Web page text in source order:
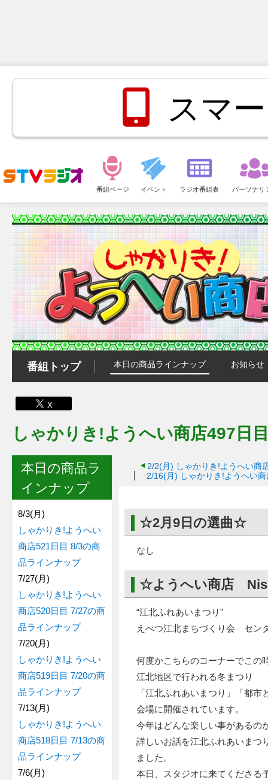
スマ
ュ
ー
番組ページ イベント ラジオ番組表 パーソナリ
番組トップ 本日の商品ラインナップ お知らせ
X
しゃかりき!ようへい商店497日
2/2(月) しゃかりき!ようへい商
2/16(月) しゃかりき!ようへい
☆2月9日の選曲☆
なし
☆ようへい商店
“江北ふれあいまつり”
えべつ江北まちづくり会 セ
何度かこちらのコーナーでこの
江北地区で行われる冬まつり
「江北ふれあいまつり」「都
会場に開催されています。
今年はどんな楽しい事があるの
詳しいお話を江北ふれあいまつ
ました。
本日、スタジオに来てくださる
本日の商品ラ
インナップ
8/3(月)
しゃかりき!ようへい
商店521日目 8/3の商
品ラインナップ
7/27(月)
しゃかりき!ようへい
商店520日目 7/27の商
品ラインナップ
7/20(月)
しゃかりき!ようへい
商店519日目 7/20の商
品ラインナップ
7/13(月)
しゃかりき!ようへい
商店518日目 7/13の商
品ラインナップ
7/6(月)